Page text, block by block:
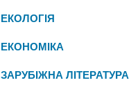
ЕКОЛОГІЯ
ЕКОНОМІКА
ЗАРУБІЖНА ЛІТЕРАТУРА